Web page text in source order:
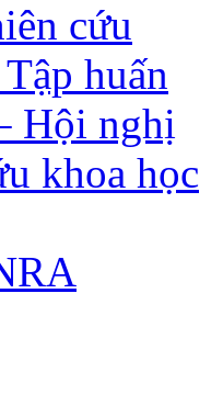
cứu
huấn
Hội nghị
khoa học